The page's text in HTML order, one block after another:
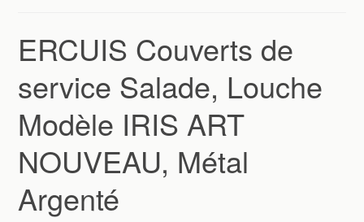
ERCUIS Couverts de
service Salade, Louche
Modèle IRIS ART
NOUVEAU, Métal
Argenté